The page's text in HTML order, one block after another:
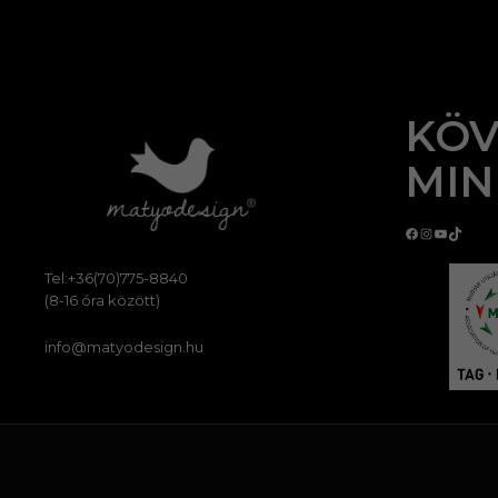
Tel:+36(70)775-8840
(8-16 óra között)
info@matyodesign.hu
Facebook
Instagram
YouTube
TikTok